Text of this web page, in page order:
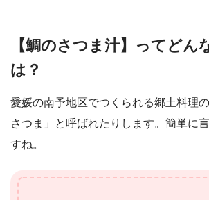
【鯛のさつま汁】ってどん
は？
愛媛の南予地区でつくられる郷土料理
さつま」と呼ばれたりします。簡単に
すね。